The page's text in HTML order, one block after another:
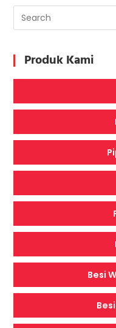
:
IKLIM
LOKAL
Produk Kami
Besi